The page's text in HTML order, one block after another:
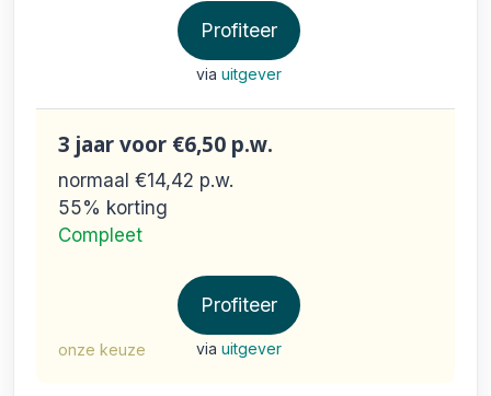
Profiteer
via uitgever
onze keuze
3 jaarvoor €6,50 p.w.
normaal €14,42 p.w.
55% korting
Compleet
Profiteer
via uitgever